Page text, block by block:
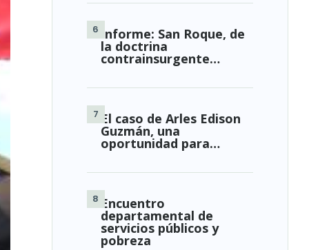
Informe: San Roque, de
la doctrina
contrainsurgente…
El caso de Arles Edison
Guzmán, una
oportunidad para…
Encuentro
departamental de
servicios públicos y
pobreza